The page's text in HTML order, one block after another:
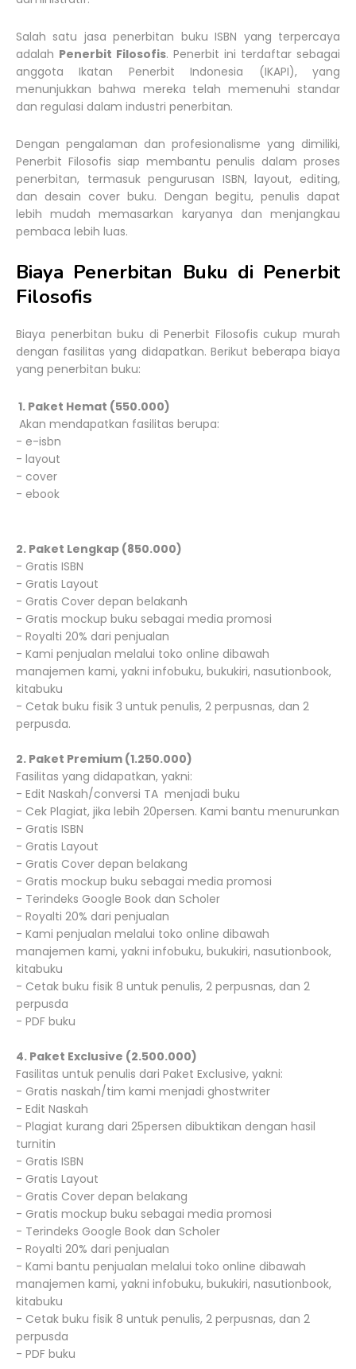
Salah satu jasa penerbitan buku ISBN yang terpercaya
adalah Penerbit Filosofis. Penerbit ini terdaftar sebagai
anggota Ikatan Penerbit Indonesia (IKAPI), yang
menunjukkan bahwa mereka telah memenuhi standar
dan regulasi dalam industri penerbitan.
Dengan pengalaman dan profesionalisme yang dimiliki,
Penerbit Filosofis siap membantu penulis dalam proses
penerbitan, termasuk pengurusan ISBN, layout, editing,
dan desain cover buku. Dengan begitu, penulis dapat
lebih mudah memasarkan karyanya dan menjangkau
pembaca lebih luas.
Biaya Penerbitan Buku di Penerbit
Filosofis
Biaya penerbitan buku di Penerbit Filosofis cukup murah
dengan fasilitas yang didapatkan. Berikut beberapa biaya
yang penerbitan buku:
1. Paket Hemat (550.000)
Akan mendapatkan fasilitas berupa:
- e-isbn
- layout
- cover
- ebook
2. Paket Lengkap (850.000)
- Gratis ISBN
- Gratis Layout
- Gratis Cover depan belakanh
- Gratis mockup buku sebagai media promosi
- Royalti 20% dari penjualan
- Kami penjualan melalui toko online dibawah
manajemen kami, yakni infobuku, bukukiri, nasutionbook,
kitabuku
- Cetak buku fisik 3 untuk penulis, 2 perpusnas, dan 2
perpusda.
2. Paket Premium (1.250.000)
Fasilitas yang didapatkan, yakni:
- Edit Naskah/conversi TA menjadi buku
- Cek Plagiat, jika lebih 20persen. Kami bantu menurunkan
- Gratis ISBN
- Gratis Layout
- Gratis Cover depan belakang
- Gratis mockup buku sebagai media promosi
- Terindeks Google Book dan Scholer
- Royalti 20% dari penjualan
- Kami penjualan melalui toko online dibawah
manajemen kami, yakni infobuku, bukukiri, nasutionbook,
kitabuku
- Cetak buku fisik 8 untuk penulis, 2 perpusnas, dan 2
perpusda
- PDF buku
4. Paket Exclusive (2.500.000)
Fasilitas untuk penulis dari Paket Exclusive, yakni:
- Gratis naskah/tim kami menjadi ghostwriter
- Edit Naskah
- Plagiat kurang dari 25persen dibuktikan dengan hasil
turnitin
- Gratis ISBN
- Gratis Layout
- Gratis Cover depan belakang
- Gratis mockup buku sebagai media promosi
- Terindeks Google Book dan Scholer
- Royalti 20% dari penjualan
- Kami bantu penjualan melalui toko online dibawah
manajemen kami, yakni infobuku, bukukiri, nasutionbook,
kitabuku
- Cetak buku fisik 8 untuk penulis, 2 perpusnas, dan 2
perpusda
- PDF buku